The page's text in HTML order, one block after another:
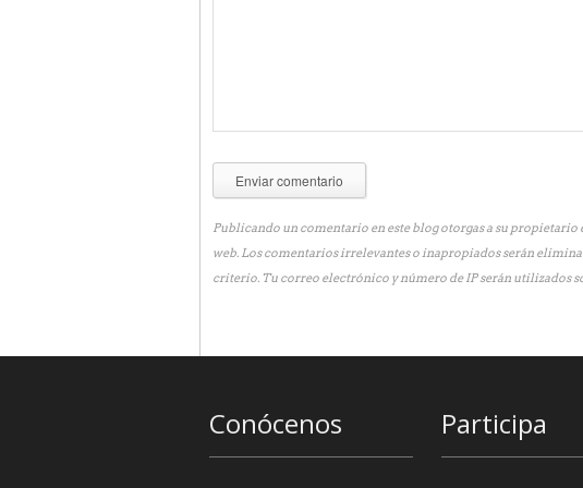
Publicando un comentario en este blog otorgas a su
web. Los comentarios irrelevantes o inapropiados serán
criterio. Tu correo electrónico y número de IP serán utilizados
Conócenos Participa